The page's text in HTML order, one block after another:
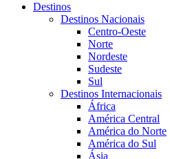
Destinos
Destinos Nacionais
Centro-Oeste
Norte
Nordeste
Sudeste
Sul
Destinos Internacionais
África
América Central
América do Norte
América do Sul
Ásia